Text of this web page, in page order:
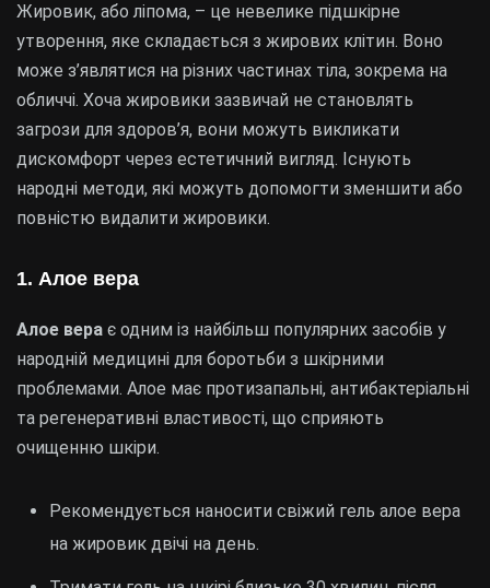
Жировик, або ліпома, – це невелике підшкірне
утворення, яке складається з жирових клітин. Воно
може з’являтися на різних частинах тіла, зокрема на
обличчі. Хоча жировики зазвичай не становлять
загрози для здоров’я, вони можуть викликати
дискомфорт через естетичний вигляд. Існують
народні методи, які можуть допомогти зменшити або
повністю видалити жировики.
1. Алое вера
Алое вера є одним із найбільш популярних засобів у
народній медицині для боротьби з шкірними
проблемами. Алое має протизапальні, антибактеріальні
та регенеративні властивості, що сприяють
очищенню шкіри.
Рекомендується наносити свіжий гель алое вера
на жировик двічі на день.